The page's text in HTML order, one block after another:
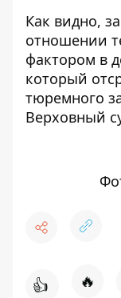
Как видно,
отношении
фактором в
который
тюремного
Верховный
👍 🔥